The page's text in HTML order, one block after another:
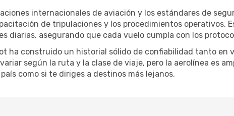
internacionales de aviación y los estándares de
de tripulaciones y los procedimientos operativos.
diarias, asegurando que cada vuelo cumpla con los
ha construido un historial sólido de confiabilidad tanto en
según la ruta y la clase de viaje, pero la aerolínea es
como si te diriges a destinos más lejanos.